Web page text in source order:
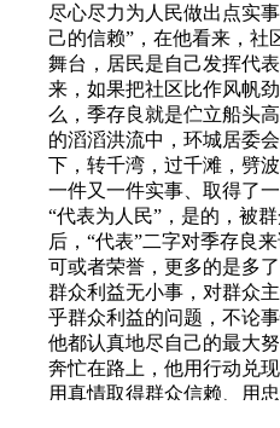
尽心尽力为人民做出点实
己的信赖”，在他看来，社
舞台，居民是自己发挥代
来，如果把社区比作风帆
么，季存良就是伫立船头
的滔滔洪流中，环城居委
下，转千湾，过千滩，劈
一件又一件实事、取得了一
“代表为人民”，是的，被
后，“代表”二字对季存良
可或者荣誉，更多的是多
群众利益无小事，对群众
乎群众利益的问题，不论
他都认真地尽自己的最大
奔忙在路上，他用行动兑
用真情取得群众信赖、用